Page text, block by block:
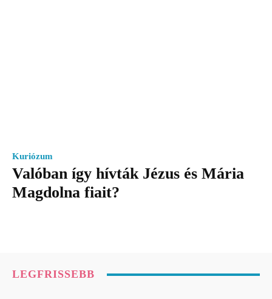
Kuriózum
Valóban így hívták Jézus és Mária
Magdolna fiait?
LEGFRISSEBB